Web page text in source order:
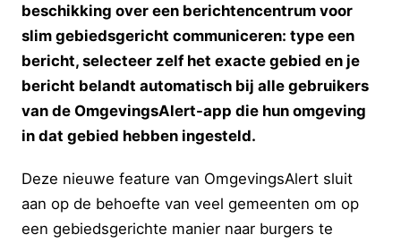
beschikking over een berichtencentrum voor
slim gebiedsgericht communiceren: type een
bericht, selecteer zelf het exacte gebied en je
bericht belandt automatisch bij alle gebruikers
van de OmgevingsAlert-app die hun omgeving
in dat gebied hebben ingesteld.
Deze nieuwe feature van OmgevingsAlert sluit
aan op de behoefte van veel gemeenten om op
een gebiedsgerichte manier naar burgers te